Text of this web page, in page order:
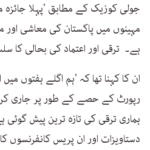
جولی کوزیک کے مطابق ’پہلا
مہینوں میں پاکستان کی معاشی اور
ہے۔ ترقی اور اعتماد کی بحالی کا
ان کا کہنا تھا کہ ’ہم اگلے ہفتوں
رپورٹ کے حصے کے طور پر جاری
ہماری ترقی کی تازہ ترین پیش
دستاویزات اور ان پریس کانفرنسوں